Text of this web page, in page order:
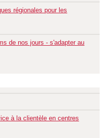
régionales pour les
de nos jours - s'adapter au
à la clientèle en centres